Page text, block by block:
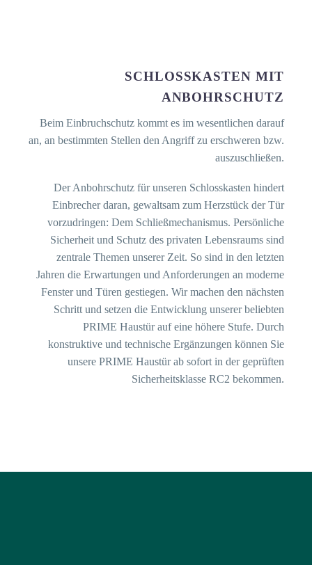
SCHLOSSKASTENMIT
ANBOHRSCHUTZ
Beim Einbruchschutz kommt es im wesentlichen darauf
an, an bestimmten Stellen den Angriff zu erschweren bzw.
auszuschließen.
Der Anbohrschutz für unseren Schlosskasten hindert
Einbrecher daran, gewaltsam zum Herzstück der Tür
vorzudringen: Dem Schließmechanismus. Persönliche
Sicherheit und Schutz des privaten Lebensraums sind
zentrale Themen unserer Zeit. So sind in den letzten
Jahren die Erwartungen und Anforderungen an moderne
Fenster und Türen gestiegen. Wir machen den nächsten
Schritt und setzen die Entwicklung unserer beliebten
PRIME Haustür auf eine höhere Stufe. Durch
konstruktive und technische Ergänzungen können Sie
unsere PRIME Haustür ab sofort in der geprüften
Sicherheitsklasse RC2 bekommen.